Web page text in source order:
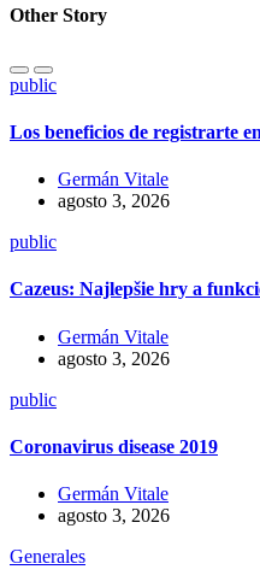
Other Story
public
Los beneficios de registrarte
Germán Vitale
agosto 3, 2026
public
Cazeus: Najlepšie hry a
Germán Vitale
agosto 3, 2026
public
Coronavirus disease 2019
Germán Vitale
agosto 3, 2026
Generales